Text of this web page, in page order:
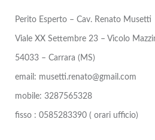
Perito Esperto – Cav. Renato Musetti
Viale XX Settembre 23 – Vicolo
54033 – Carrara (MS)
email: musetti.renato@gmail.com
mobile: 3287565328
fisso : 0585283390 ( orari ufficio)